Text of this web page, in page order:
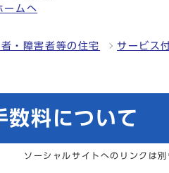
ームへ
・障害者等の住宅 サービス
数料について
ソーシャルサイトへのリンクは